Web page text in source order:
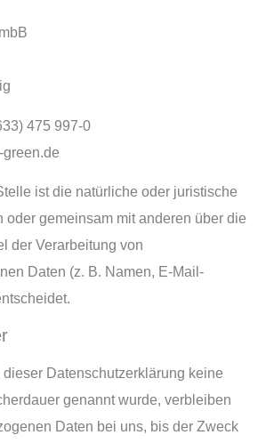
475 997-0
green.de
ist die natürliche oder juristische
oder gemeinsam mit anderen über die
der Verarbeitung von
Daten (z. B. Namen, E-Mail-
Datenschutzerklärung keine
genannt wurde, verbleiben
Daten bei uns, bis der Zweck